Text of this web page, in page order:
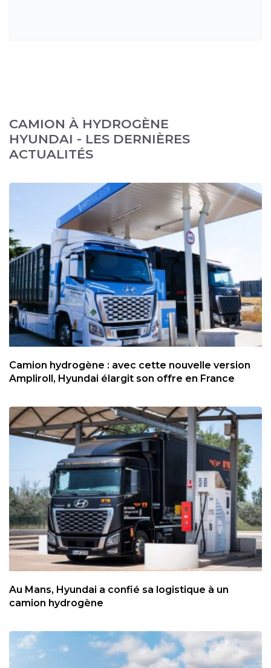
CAMION À HYDROGÈNE
HYUNDAI - LES DERNIÈRES
ACTUALITÉS
Camion hydrogène : avec cette nouvelle version
Ampliroll, Hyundai élargit son offre en France
Au Mans, Hyundai a confié sa logistique à un
camion hydrogène